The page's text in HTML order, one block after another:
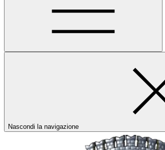
Nascondi la navigazione